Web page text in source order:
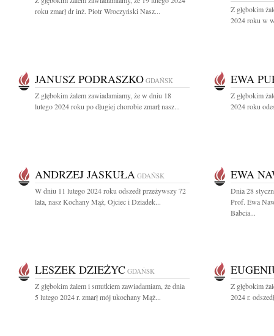
roku zmarł dr inż. Piotr Wroczyński Nasz...
Z głębokim
2024 roku w
JANUSZ PODRASZKO GDAŃSK
Z głębokim żalem zawiadamiamy, że w dniu 18
lutego 2024 roku po długiej chorobie zmarł nasz...
EWA
Z głębokim
2024 roku
ANDRZEJ JASKUŁA GDAŃSK
W dniu 11 lutego 2024 roku odszedł przeżywszy 72
lata, nasz Kochany Mąż, Ojciec i Dziadek...
EWA
Dnia 28
Prof. Ewa
Babcia...
LESZEK DZIEŻYC GDAŃSK
Z głębokim żalem i smutkiem zawiadamiam, że dnia
5 lutego 2024 r. zmarł mój ukochany Mąż...
Z głębokim
2024 r.